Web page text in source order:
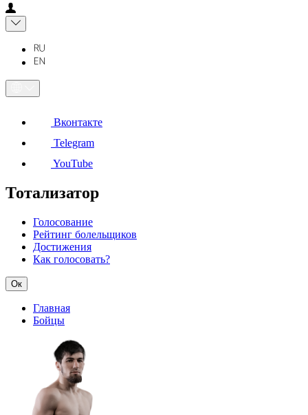
Вконтакте
Telegram
YouTube
Тотализатор
Голосование
Рейтинг болельщиков
Достижения
Как голосовать?
Ок
Главная
Бойцы